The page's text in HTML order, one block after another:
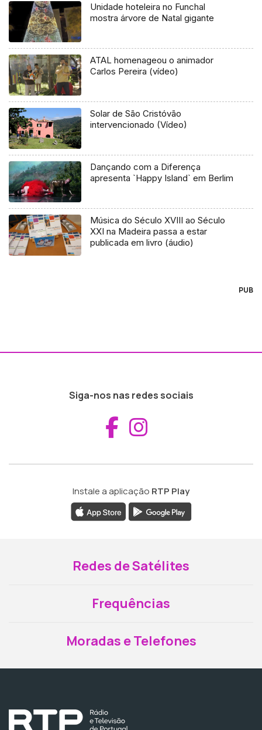
Unidade hoteleira no Funchal
mostra árvore de Natal gigante
ATAL homenageou o animador
Carlos Pereira (vídeo)
Solar de São Cristóvão
intervencionado (Vídeo)
Dançando com a Diferença
apresenta `Happy Island` em Berlim
Música do Século XVIII ao Século
XXI na Madeira passa a estar
publicada em livro (áudio)
PUB
Siga-nos nas redes sociais
Aceder ao
Instale a aplicação RTP Play
Redes de Satélites
Frequências
Moradas e Telefones